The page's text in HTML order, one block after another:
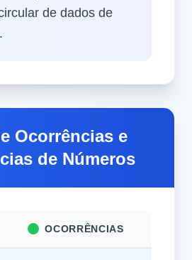
de dados de
Ocorrências e
de Números
OCORRÊNCIAS